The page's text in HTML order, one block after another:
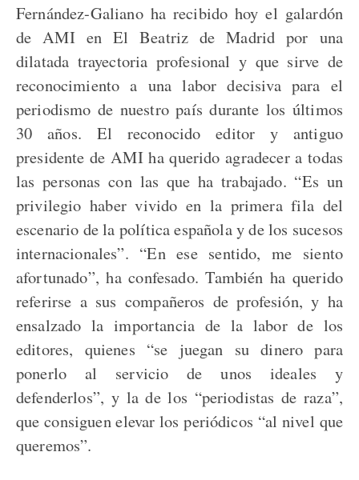
Fernández-Galiano ha recibido hoy el galardón
de AMI en El Beatriz de Madrid por una
dilatada trayectoria profesional y que sirve de
reconocimiento a una labor decisiva para el
periodismo de nuestro país durante los últimos
30 años. El reconocido editor y antiguo
presidente de AMI ha querido agradecer a todas
las personas con las que ha trabajado. “Es un
privilegio haber vivido en la primera fila del
escenario de la política española y de los sucesos
internacionales”. “En ese sentido, me siento
afortunado”, ha confesado. También ha querido
referirse a sus compañeros de profesión, y ha
ensalzado la importancia de la labor de los
editores, quienes “se juegan su dinero para
ponerlo al servicio de unos ideales y
defenderlos”, y la de los “periodistas de raza”,
que consiguen elevar los periódicos “al nivel que
queremos”.